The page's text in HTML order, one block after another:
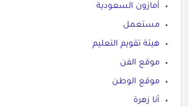
أمازون السعودية
مستعمل
هيئة تقويم التعليم
موقع الفن
موقع الوطن
أنا زهرة